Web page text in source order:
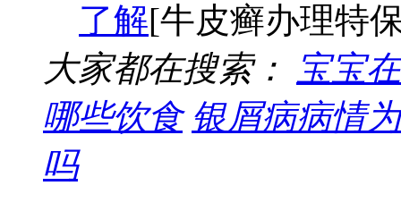
了解[牛皮癣办理特
大家都在搜索：
宝宝
哪些饮食 银屑病病情
吗